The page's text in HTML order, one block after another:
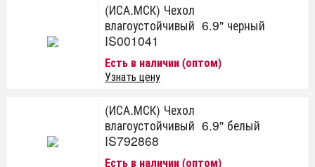
(ИСА.МСК) Чехол
влагоустойчивый 6.9" черный
IS001041
Есть в наличии (оптом)
Узнать цену
(ИСА.МСК) Чехол
влагоустойчивый 6.9" белый
IS792868
Есть в наличии (оптом)